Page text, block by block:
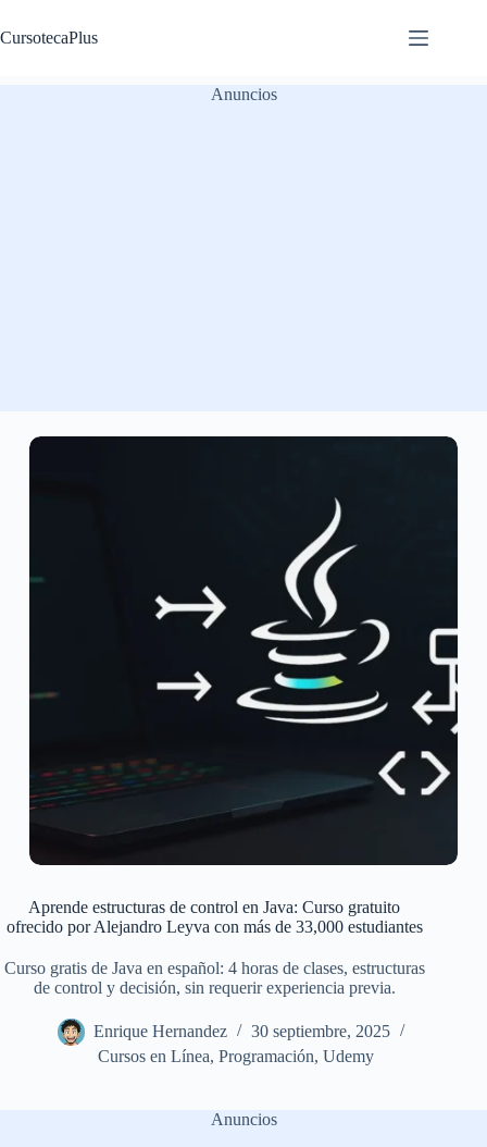
al
contenido
CursotecaPlus
Anuncios
Aprende estructuras de control en Java: Curso gratuito
ofrecido por Alejandro Leyva con más de 33,000 estudiantes
Curso gratis de Java en español: 4 horas de clases, estructuras
de control y decisión, sin requerir experiencia previa.
Enrique Hernandez
30 septiembre, 2025
Cursos en Línea,Programación,Udemy
Anuncios